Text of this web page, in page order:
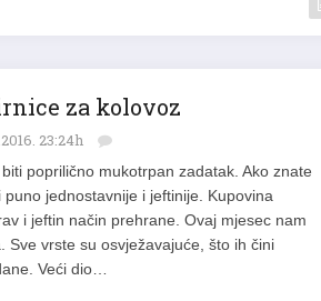
za kolovoz
23:24h
poprilično mukotrpan zadatak. Ako znate
jednostavnije i jeftinije. Kupovina
i jeftin način prehrane. Ovaj mjesec nam
Sve vrste su osvježavajuće, što ih čini
Veći dio…